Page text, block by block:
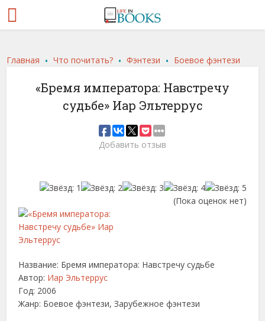
Главная .Что почитать? .Фэнтези . Боевое фэнтези
«Бремя императора: Навстречу
судьбе» Иар Эльтеррус
Добавить отзыв
(Пока оценок нет)
Название: Бремя императора: Навстречу судьбе
Автор: Иар Эльтеррус
Год: 2006
Жанр: Боевое фэнтези, Зарубежное фэнтези